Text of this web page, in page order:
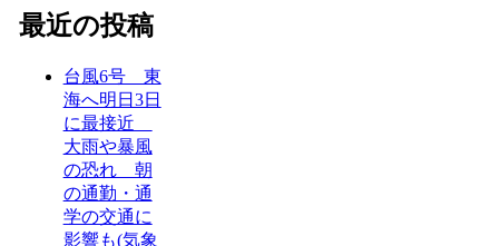
最近の投稿
台風6号 東
海へ明日3日
に最接近
大雨や暴風
の恐れ 朝
の通勤・通
学の交通に
影響も(気象